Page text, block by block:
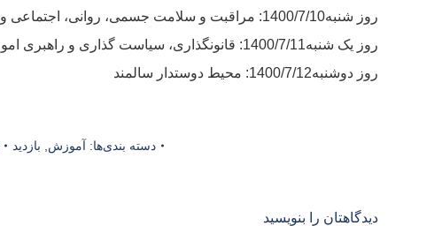
روز شنبه1400/7/10: مراقبت و سلامت جسمی، روانی، اجتماعی و معنوی
روز یک شنبه1400/7/11: قانونگذاری، سیاست گذاری و راهبری امور سالمندان
روز دوشنبه1400/7/12: محیط دوستدار سالمند
دسته بندی‌ها: آموزش بازدید
دیدگاهتان را بنویسید